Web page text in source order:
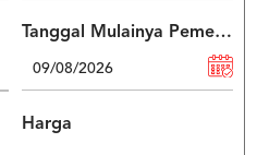
Tanggal Mulainya Pemesanan
Harga